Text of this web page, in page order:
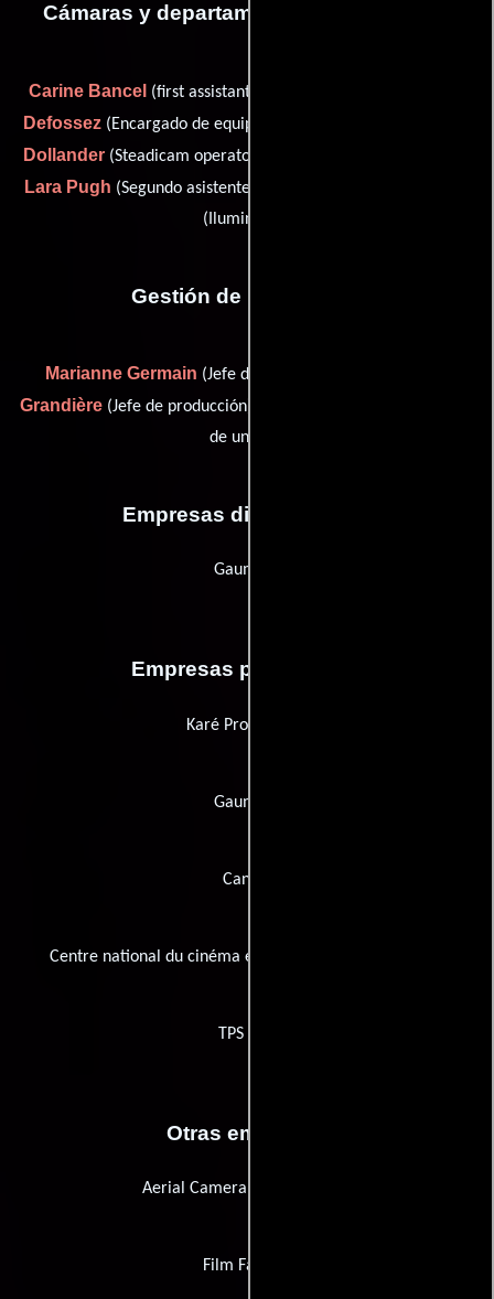
Cámaras y departamento de electricidad
Carine Bancel (first assistant camera: "b" camera),
Defossez(Encargado de equipamiento de cámara),
Dollander(Steadicam operator/additional camera operator),
Lara Pugh (Segundo asistente de cámara) y
(Iluminador)
Gestión de producción
Marianne Germain (Jefe de producción),
Grandière (Jefe de producción) y
de unidad)
Empresas distribuidoras
Gaumont
Empresas productoras
Karé Productions
Gaumont
Canal+
Centre national du cinéma et de l'image animée (CNC)
TPS Star
Otras empresas
Aerial Camera Systems (ACS)
Film Factory